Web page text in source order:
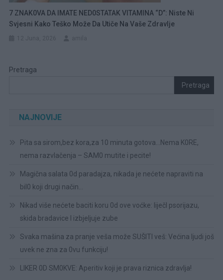
7 ZNAK0VA DA IMATE NED0STATAK VITAMINA “D”: Niste Ni
Svjesni Kako Teško Može Da Utiče Na Vaše Zdravlje
Pretraga
Pretraga
NAJNOVIJE
Pita sa sirom,bez kora,za 10 minuta gotova…Nema K0RE,
nema razvlačenja – SAM0 mutite i pecite!
Magična salata 0d paradajza, nikada je nećete napraviti na
bil0 koji drugi način…
Nikad više nećete baciti koru 0d ove voćke: liječI psorijazu,
skida bradavice I izbjeljuje zube
Svaka mašina za pranje veša može SUŠITI veš: Većina ljudi još
uvek ne zna za 0vu funkciju!
LIKER 0D SM0KVE: Aperitiv koji je prava riznica zdravlja!